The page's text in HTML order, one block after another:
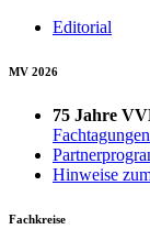
Editorial
MV 2026
75 Jahre
Hinweise
Fachkreise